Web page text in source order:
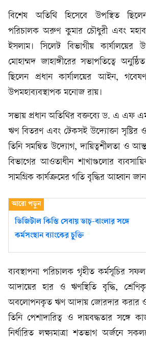
বিশেষ অতিথি হিসেবে উপস্থিত ছিলেন
পরিচালক অরুণ কুমার চৌধুরী এবং
ইসলাম। সিলেট বিভাগীয় কার্যালয়ের
মোহাম্মদ জাহাঙ্গীরের সভাপতিত্বে
ছিলেন প্রধান কার্যালয়ের আইন,
উপমহাব্যবস্থাপক মনোজ রায়।
সভায় প্রধান অতিথির বক্তব্যে ড. এ এফ
ঋণ বিতরণ এবং টেকসই উদ্যোক্তা সৃষ্টির
তিনি সমন্বিত উদ্যোগ, দায়িত্বশীলতা ও
বিভাগের আওতাধীন শাখাগুলোর
সামগ্রিক কার্যক্রমের গতি বৃদ্ধির আহ্বান
ডিজিটাল কিস্তি সেবায় ডাচ্-বাংলার সঙ্গে
কর্মসংস্থান ব্যাংকের চুক্তি
ব্যবস্থাপনা পরিচালক গৃহীত কর্মসূচির
আদায়ের হার ও ঋণস্থিতি বৃদ্ধি,
অবলোপনকৃত ঋণ আদায় জোরদার করার
তিনি পেশাদারিত্ব ও দায়বদ্ধতার সঙ্গে
নির্ধারিত লক্ষ্যমাত্রা শতভাগ অর্জনে